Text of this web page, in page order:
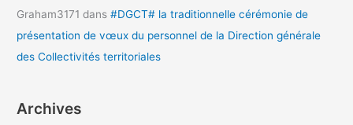
Graham3171 dans#DGCT# la traditionnelle cérémonie de
présentation de vœux du personnel de la Direction générale
des Collectivités territoriales
Archives